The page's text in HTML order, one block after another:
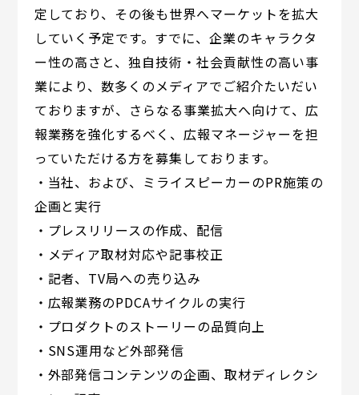
定しており、その後も世界へマーケットを拡大
していく予定です。すでに、企業のキャラクタ
ー性の高さと、独自技術・社会貢献性の高い事
業により、数多くのメディアでご紹介たいだい
ておりますが、さらなる事業拡大へ向けて、広
報業務を強化するべく、広報マネージャーを担
っていただける方を募集しております。
・当社、および、ミライスピーカーのPR施策の
企画と実行
・プレスリリースの作成、配信
・メディア取材対応や記事校正
・記者、TV局への売り込み
・広報業務のPDCAサイクルの実行
・プロダクトのストーリーの品質向上
・SNS運用など外部発信
・外部発信コンテンツの企画、取材ディレクシ